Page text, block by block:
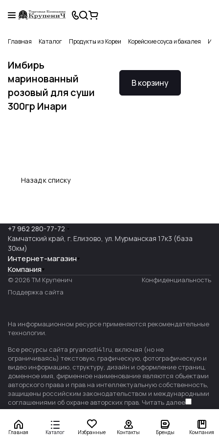
Главная Каталог Продукты из Кореи Корейские соуса и бакалея
Имбирь
маринованный
розовый для суши
300гр Инари
В корзину
Назад к списку
Главная Каталог Избранные Контакты Бренды Компания
+7 962 280-77-72
Камчатский край, г. Елизово, ул. Мурманская 17к3 (база
30км)
Интернет-магазин
Компания
© 2026 ТМ Крупенич
Конфиденциальность
Поддержка сайта
На информационном ресурсе применяются рекомендательные
технологии.
Все ресурсы сайта pryanosti41.ru, включая (но не
ограничиваясь) текстовую, графическую, фотографическую и
видео информацию, структуру, дизайн и оформление страниц,
доменное имя, фирменное наименование являются объектами
авторского права и прав на интеллектуальную собственность,
защищены российским законодательством и международными
соглашениями об охране авторских прав. Читать далее